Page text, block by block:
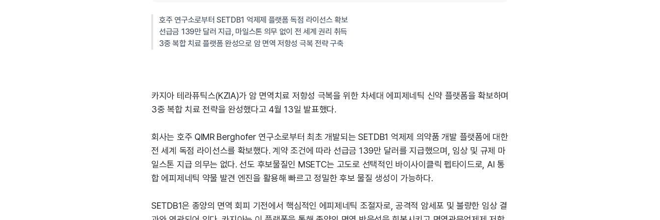
호주 연구소로부터 SETDB1 억제제 플랫폼 독점 라이선스 확보
선급금 139만 달러 지급, 마일스톤 의무 없이 전 세계 권리 취득
3중 복합 치료 플랫폼 완성으로 암 면역 저항성 극복 전략 구축
카지아 테라퓨틱스(KZIA)가 암 면역치료 저항성 극복을 위한 차세대 에피제네틱 신약 플랫폼을 확보하며
3중 복합 치료 전략을 완성했다고 4월 13일 발표했다.
회사는 호주 QIMR Berghofer 연구소로부터 최초 개발되는 SETDB1 억제제 의약품 개발 플랫폼에 대한
전 세계 독점 라이선스를 확보했다. 계약 조건에 따라 선급금 139만 달러를 지급했으며, 임상 및 규제 마
일스톤 지급 의무는 없다. 선도 후보물질인 MSETC는 고도로 선택적인 바이사이클릭 펩타이드로, AI 통
합 에피제네틱 약물 발견 엔진을 활용해 빠르고 정밀한 후보 물질 생성이 가능하다.
SETDB1은 종양의 면역 회피 기전에서 핵심적인 에피제네틱 조절자로, 공격적 암세포 및 불량한 임상 결